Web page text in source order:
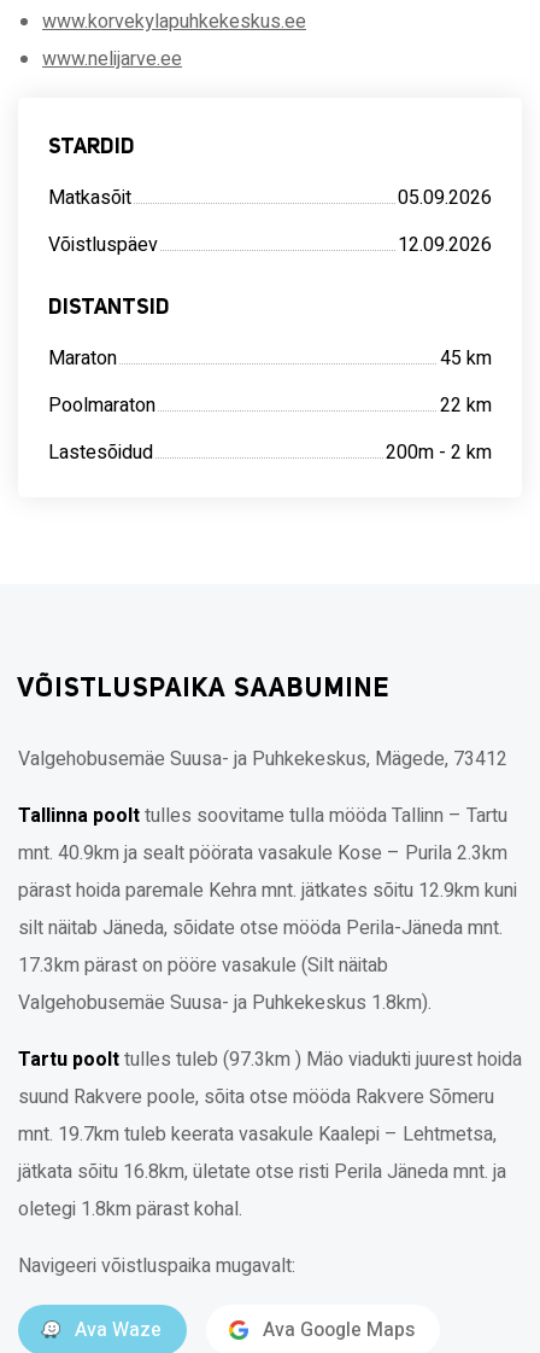
RAND&TUULBERG 26. ELVA
HÜPOTEEKLAEN 27. JÕULUMÄE
6
RATTAMARATON
05.09.2026 // Matkasõit
12.09.2026 // Võistluspäev
www.korvekylapuhkekeskus.ee
www.nelijarve.ee
STARDID
Matkasõit
05.09.2026
Võistluspäev
12.09.2026
DISTANTSID
Maraton
45 km
Poolmaraton
22 km
Lastesõidud
200m - 2 km
VÕISTLUSPAIKA SAABUMINE
Valgehobusemäe Suusa- ja Puhkekeskus, Mägede, 73412
Tallinna poolttulles soovitame tulla mööda Tallinn – Tartu
mnt. 40.9km ja sealt pöörata vasakule Kose – Purila 2.3km
pärast hoida paremale Kehra mnt. jätkates sõitu 12.9km kuni
silt näitab Jäneda, sõidate otse mööda Perila-Jäneda mnt.
17.3km pärast on pööre vasakule (Silt näitab
Valgehobusemäe Suusa- ja Puhkekeskus 1.8km).
Tartu poolttulles tuleb (97.3km ) Mäo viadukti juurest hoida
suund Rakvere poole, sõita otse mööda Rakvere Sõmeru
mnt. 19.7km tuleb keerata vasakule Kaalepi – Lehtmetsa,
jätkata sõitu 16.8km, ületate otse risti Perila Jäneda mnt. ja
oletegi 1.8km pärast kohal.
Navigeeri võistluspaika mugavalt:
Ava Waze Ava Google Maps